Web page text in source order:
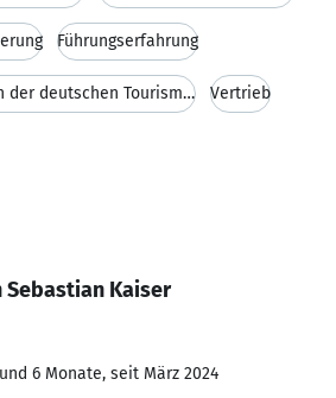
Führungserfahrung
Ausgedehntes Netzwerk in der deutschen Tourismusbr Vertrieb
Kaiser
6 Monate, seit März 2024